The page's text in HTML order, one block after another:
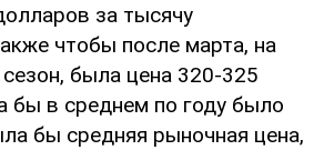
за тысячу
чтобы после марта, на
была цена 320-325
бы в среднем по году было
бы средняя рыночная цена,